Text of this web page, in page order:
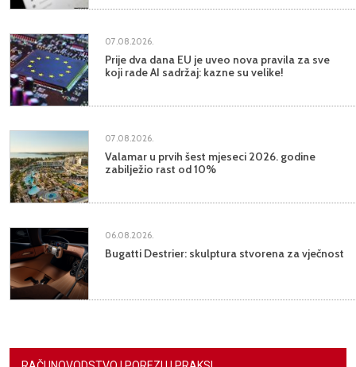
07.08.2026.
Prije dva dana EU je uveo nova pravila za sve
koji rade AI sadržaj: kazne su velike!
07.08.2026.
Valamar u prvih šest mjeseci 2026. godine
zabilježio rast od 10%
06.08.2026.
Bugatti Destrier: skulptura stvorena za vječnost